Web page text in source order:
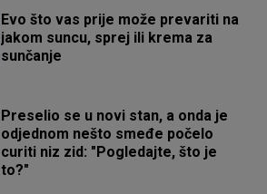
Evo što vas prije može prevariti na
jakom suncu, sprej ili krema za
sunčanje
Preselio se u novi stan, a onda je
odjednom nešto smeđe počelo
curiti niz zid: "Pogledajte, što je
to?"